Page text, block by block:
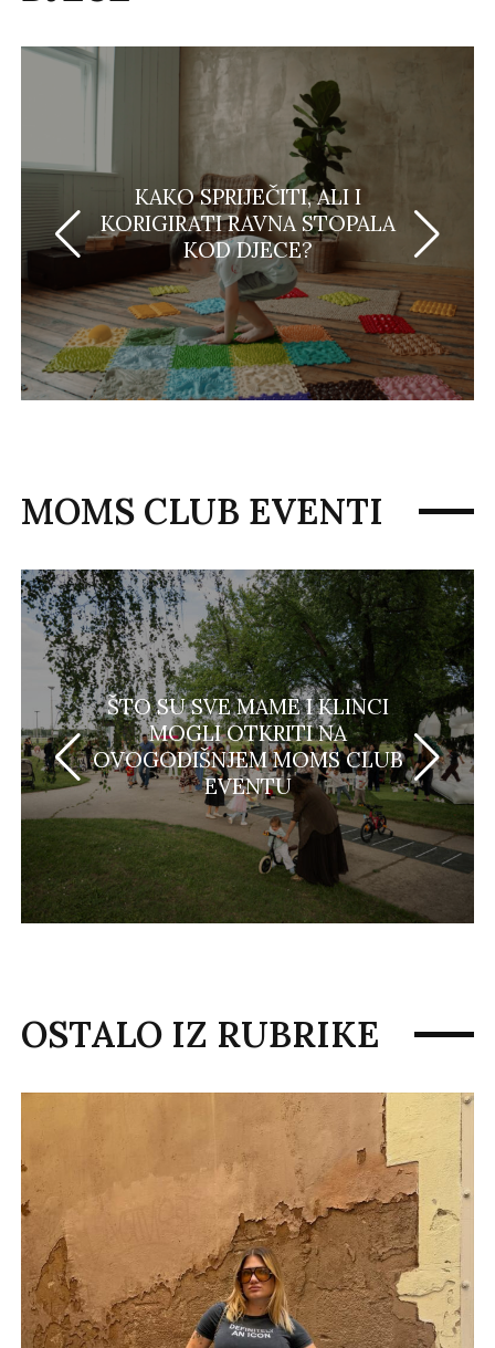
KAKO SPRIJEČITI, ALI I
KORIGIRATI RAVNA STOPALA
KOD DJECE?
MOMS CLUB EVENTI
ŠTO SU SVE MAME I KLINCI
MOGLI OTKRITI NA
OVOGODIŠNJEM MOMS CLUB
EVENTU
OSTALO IZ RUBRIKE